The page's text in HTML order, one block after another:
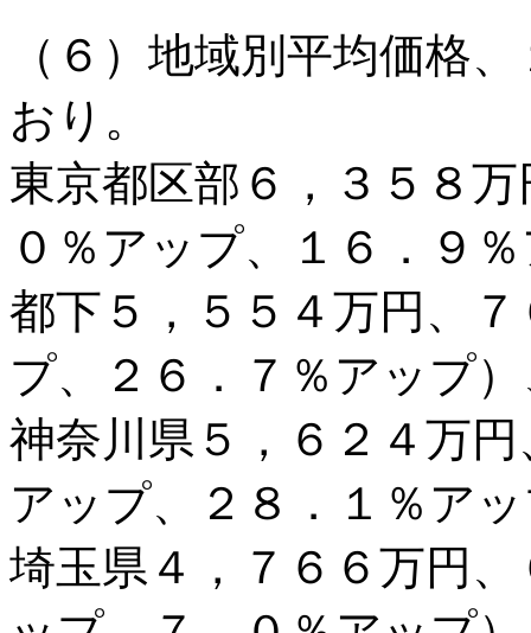
（６）地域別平均価格
おり。
東京都区部６，３５８
０％アップ、１６．９
都下５，５５４万円、
プ、２６．７％アップ
神奈川県５，６２４万
アップ、２８．１％ア
埼玉県４，７６６万円